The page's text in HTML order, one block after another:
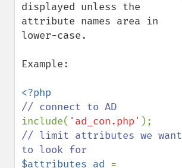
displayed unless the
attribute names area in
lower-case.
Example:
include( 'ad_con.php'
// limit attributes we want
$attributes_ad =